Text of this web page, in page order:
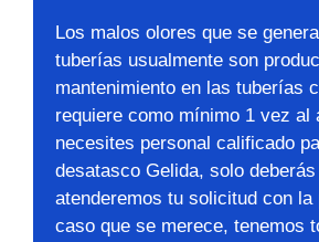
Los malos olores que se
tuberías usualmente son
mantenimiento en las tuberías
requiere como mínimo 1 vez al
necesites personal calificado
desatasco Gelida, solo
atenderemos tu solicitud con la
caso que se merece, tenemos